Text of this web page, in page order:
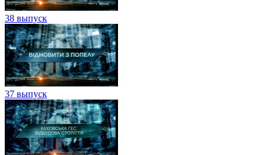
38 выпуск
37 выпуск